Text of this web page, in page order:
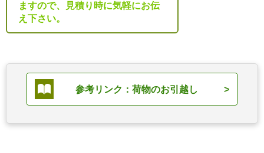
ますので、見積り時に気軽にお伝
え下さい。
参考リンク：荷物のお引越し